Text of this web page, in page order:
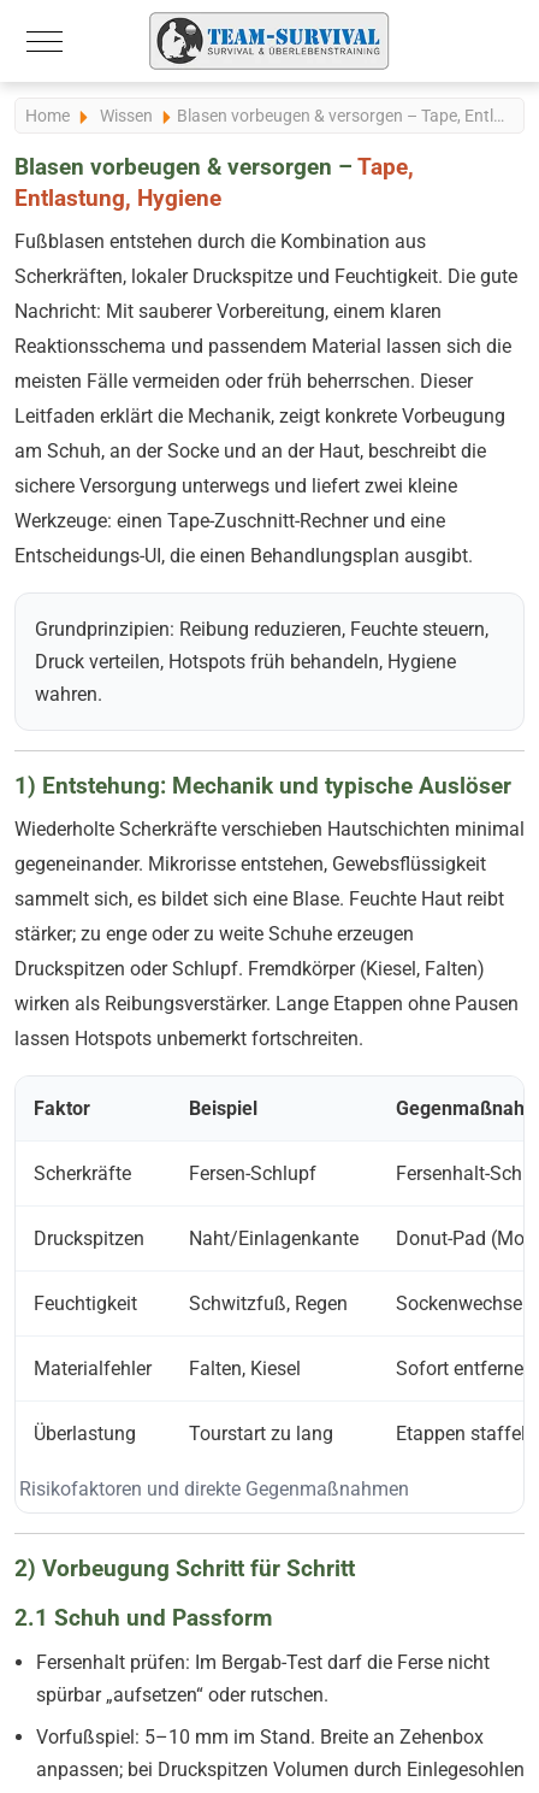
Mobile Menu Toggle
Home Wissen Blasen vorbeugen & versorgen – Tape, Entlastung, Hygiene
Blasen vorbeugen & versorgen – Tape,
Entlastung, Hygiene
Fußblasen entstehen durch die Kombination aus
Scherkräften, lokaler Druckspitze und Feuchtigkeit. Die gute
Nachricht: Mit sauberer Vorbereitung, einem klaren
Reaktionsschema und passendem Material lassen sich die
meisten Fälle vermeiden oder früh beherrschen. Dieser
Leitfaden erklärt die Mechanik, zeigt konkrete Vorbeugung
am Schuh, an der Socke und an der Haut, beschreibt die
sichere Versorgung unterwegs und liefert zwei kleine
Werkzeuge: einen Tape-Zuschnitt-Rechner und eine
Entscheidungs-UI, die einen Behandlungsplan ausgibt.
Grundprinzipien: Reibung reduzieren, Feuchte steuern,
Druck verteilen, Hotspots früh behandeln, Hygiene
wahren.
1) Entstehung: Mechanik und typische Auslöser
Wiederholte Scherkräfte verschieben Hautschichten minimal
gegeneinander. Mikrorisse entstehen, Gewebsflüssigkeit
sammelt sich, es bildet sich eine Blase. Feuchte Haut reibt
stärker; zu enge oder zu weite Schuhe erzeugen
Druckspitzen oder Schlupf. Fremdkörper (Kiesel, Falten)
wirken als Reibungsverstärker. Lange Etappen ohne Pausen
lassen Hotspots unbemerkt fortschreiten.
Risikofaktoren und direkte Gegenmaßnahmen
Faktor Beispiel
Scherkräfte Fersen-Schlupf Fersenhalt-
Druckspitzen Naht/Einlagenkante Donut-Pad
Feuchtigkeit Schwitzfuß, Regen Sockenwechsel,
Materialfehler Falten, Kiesel Sofort
Überlastung Tourstart zu lang Etappen
2) Vorbeugung Schritt für Schritt
2.1 Schuh und Passform
Fersenhalt prüfen: Im Bergab-Test darf die Ferse nicht
spürbar „aufsetzen“ oder rutschen.
Vorfußspiel: 5–10 mm im Stand. Breite an Zehenbox
anpassen; bei Druckspitzen Volumen durch Einlegesohlen